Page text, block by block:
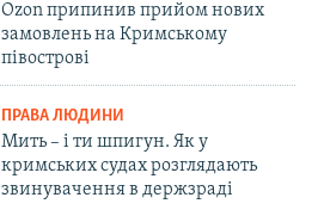
Ozon припинив прийом нових
замовлень на Кримському
півострові
ПРАВА ЛЮДИНИ
Мить – і ти шпигун. Як у
кримських судах розглядають
звинувачення в держзраді